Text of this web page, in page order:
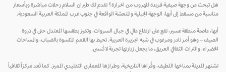
هل تبحث عن وجهة صيفية فريدة للهروب من الحرارة؟ تقدم لك طيران السلام رحلات مباشرة وبأسعار
مناسبة من مسقط إلى أبها، الوجهة الجبلية والمنعشة الواقعة في جنوب غرب المملكة العربية السعودية.
أبها، عاصمة منطقة عسير، تقع على ارتفاع عالٍ في جبال السروات، وتتميز بطقسها المعتدل حتى في ذروة
الصيف – وهو أمر نادر ومرغوب في شبه الجزيرة العربية. تحيط بها القمم المكسوة بالضباب، والمساحات
الخضراء، والتراث الثقافي العريق، ما يجعل زيارتها تجربة لا تُنسى.
تشتهر المدينة بمناخها اللطيف، وقُراها التاريخية، وطرازها المعماري التقليدي المميز. كما تُعد مركزاً ثقافياً